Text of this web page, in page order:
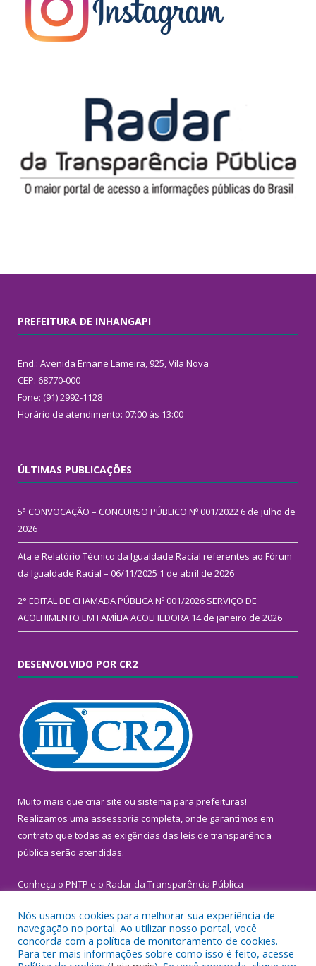
PREFEITURA DE INHANGAPI
End.: Avenida Ernane Lameira, 925, Vila Nova
CEP: 68770-000
Fone: (91) 2992-1128
Horário de atendimento: 07:00 às 13:00
ÚLTIMAS PUBLICAÇÕES
5ª CONVOCAÇÃO – CONCURSO PÚBLICO Nº 001/2022 6 de julho de
2026
Ata e Relatório Técnico da Igualdade Racial referentes ao Fórum
da Igualdade Racial – 06/11/2025 1 de abril de 2026
2° EDITAL DE CHAMADA PÚBLICA Nº 001/2026 SERVIÇO DE
ACOLHIMENTO EM FAMÍLIA ACOLHEDORA 14 de janeiro de 2026
DESENVOLVIDO POR CR2
Muito mais que criar site ou sistema para prefeituras!
Realizamos uma assessoria completa, onde garantimos em
contrato que todas as exigências das leis de transparência
pública serão atendidas.
Conheça o PNTP e o Radar da Transparência Pública
Todos os direitos reservados a Prefeitura Municipal de
Nós usamos cookies para melhorar sua experiência de
navegação no portal. Ao utilizar nosso portal, você
concorda com a política de monitoramento de cookies.
Para ter mais informações sobre como isso é feito, acesse